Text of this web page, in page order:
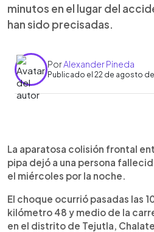
minutos en el lugar del
han sido precisadas.
PorAlexander Pineda
Publicado el 22 de agosto
Escuchar artículo
La aparatosa colisión frontal
pipa dejó a una persona
el miércoles por la noche.
El choque ocurrió pasadas las
kilómetro 48 y medio de la
en el distrito de Tejutla,